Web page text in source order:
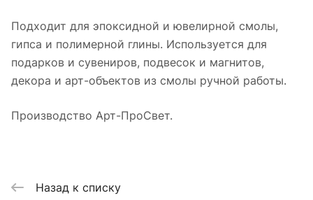
Подходит для эпоксидной и ювелирной смолы,
гипса и полимерной глины. Используется для
подарков и сувениров, подвесок и магнитов,
декора и арт-объектов из смолы ручной работы.
Производство Арт-ПроСвет.
Назад к списку